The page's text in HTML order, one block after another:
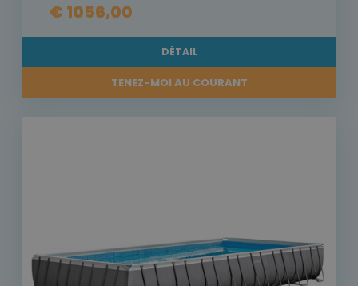
€ 1056,00
DÉTAIL
TENEZ-MOI AU COURANT